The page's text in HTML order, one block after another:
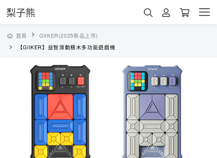
梨子熊
首頁
GIIKER(2025新品上市)
【GIIKER】益智滑動積木多功能遊戲機